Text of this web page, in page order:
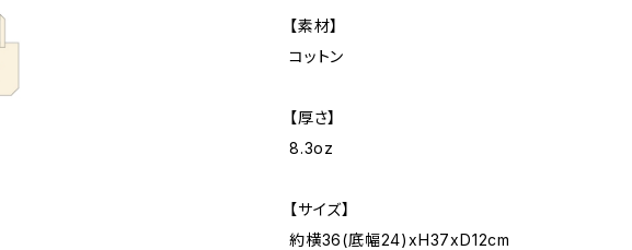
【素材】
コットン
【厚さ】
8.3oz
【サイズ】
約横36(底幅24)xH37xD12cm